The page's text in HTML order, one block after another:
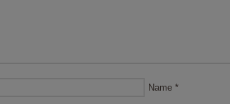
Name *